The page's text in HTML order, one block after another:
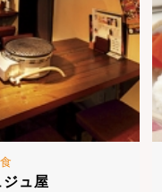
ュ屋